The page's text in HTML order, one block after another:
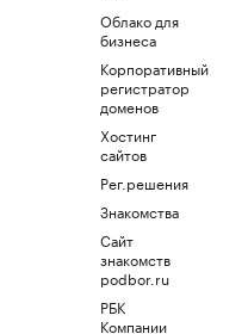
Облако для
бизнеса
Корпоративный
регистратор
доменов
Хостинг
сайтов
Рег.решения
Знакомства
Сайт
знакомств
podbor.ru
РБК
Компании